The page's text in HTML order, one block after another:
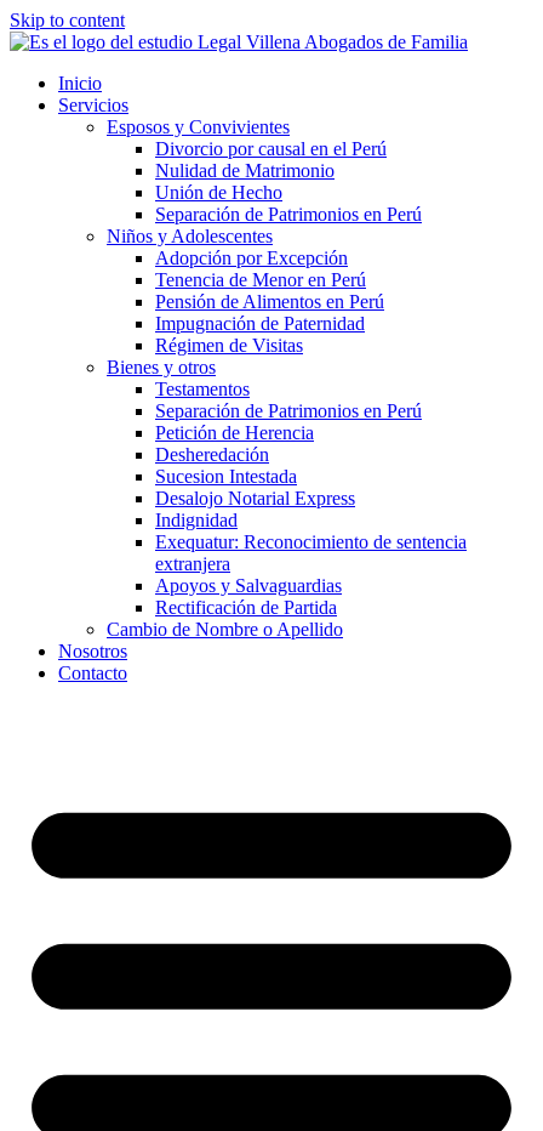
Skip to content
Inicio
Servicios
Esposos y Convivientes
Divorcio por causal en el Perú
Nulidad de Matrimonio
Unión de Hecho
Separación de Patrimonios en Perú
Niños y Adolescentes
Adopción por Excepción
Tenencia de Menor en Perú
Pensión de Alimentos en Perú
Impugnación de Paternidad
Régimen de Visitas
Bienes y otros
Testamentos
Separación de Patrimonios en Perú
Petición de Herencia
Desheredación
Sucesion Intestada
Desalojo Notarial Express
Indignidad
Exequatur: Reconocimiento de sentencia
extranjera
Apoyos y Salvaguardias
Rectificación de Partida
Cambio de Nombre o Apellido
Nosotros
Contacto